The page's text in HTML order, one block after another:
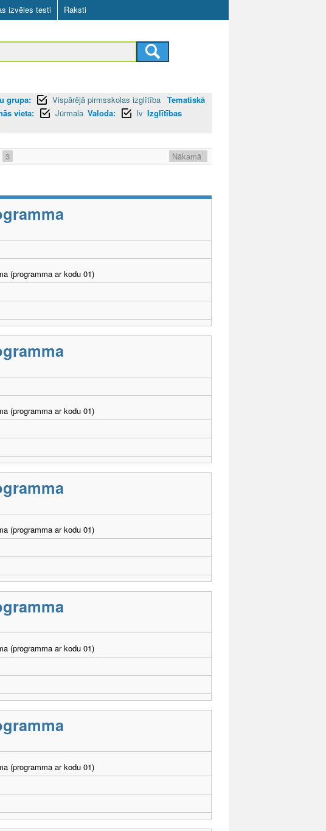
izvēles testi Raksti
grupa: Vispārējā pirmsskolas izglītība Tematiskā
vieta: Jūrmala Valoda: lv Izglītības
3
Nākamā
(programma ar kodu 01)
(programma ar kodu 01)
(programma ar kodu 01)
(programma ar kodu 01)
(programma ar kodu 01)